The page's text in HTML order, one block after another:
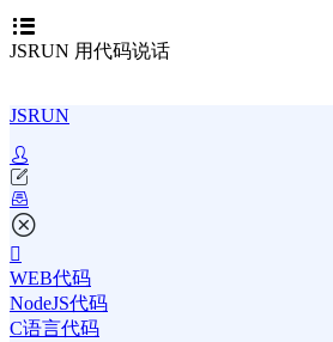
JSRUN 用代码说话
JSRUN
WEB代码
NodeJS代码
C语言代码